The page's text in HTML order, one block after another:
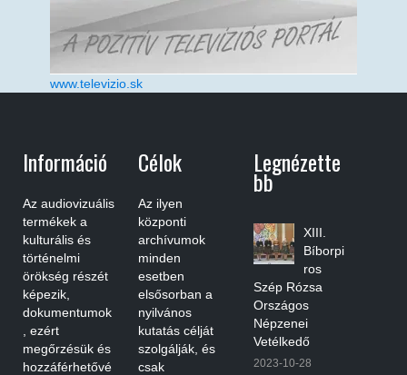
www.televizio.sk
Információ
Az audiovizuális
termékek a
kulturális és
történelmi
örökség részét
képezik,
dokumentumok
, ezért
megőrzésük és
hozzáférhetővé
Célok
Az ilyen
központi
archívumok
minden
esetben
elsősorban a
nyilvános
kutatás célját
szolgálják, és
csak
Legnézette
Bb
XIII.
Bíborpi
ros
Szép Rózsa
Országos
Népzenei
Vetélkedő
2023-10-28